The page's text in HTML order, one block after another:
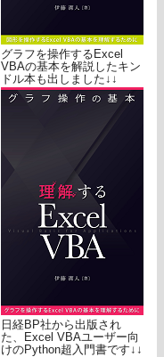
グラフを操作するExcel
VBAの基本を解説したキン
ドル本も出しました↓↓
日経BP社から出版され
た、Excel VBAユーザー向
けのPython超入門書です↓↓